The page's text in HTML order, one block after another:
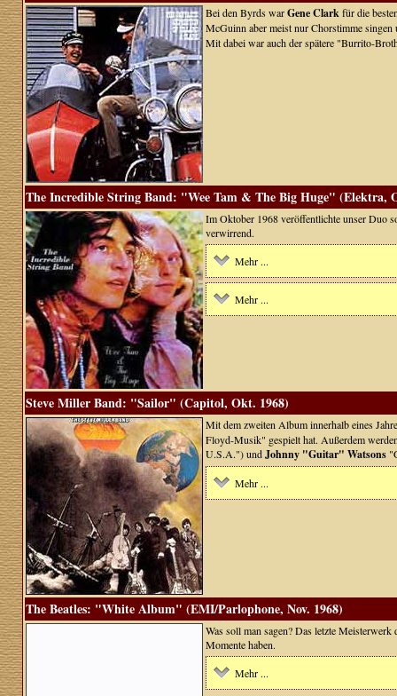
Bei den Byrds warGene Clark für die
McGuinn aber meist nur Chorstimme
Mit dabei war auch der spätere "Burrito-
The Incredible String Band: "Wee Tam & The Big Huge" (Elektra,
Im Oktober 1968 veröffentlichte unser Duo
verwirrend.
Mehr ...
Mehr ...
Steve Miller Band: "Sailor" (Capitol, Okt. 1968)
Mit dem zweiten Album innerhalb eines
Floyd-Musik" gespielt hat. Außerdem
U.S.A.") undJohnny "Guitar" Watsons
Mehr ...
The Beatles: "White Album" (EMI/Parlophone, Nov. 1968)
Was soll man sagen? Das letzte
Momente haben.
Mehr ...